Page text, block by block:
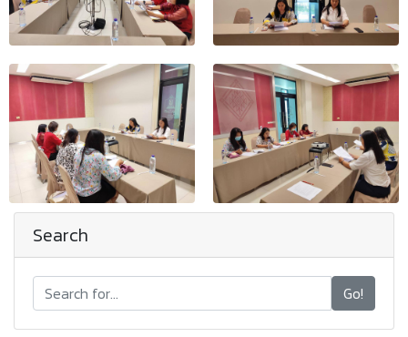
Search
Go!